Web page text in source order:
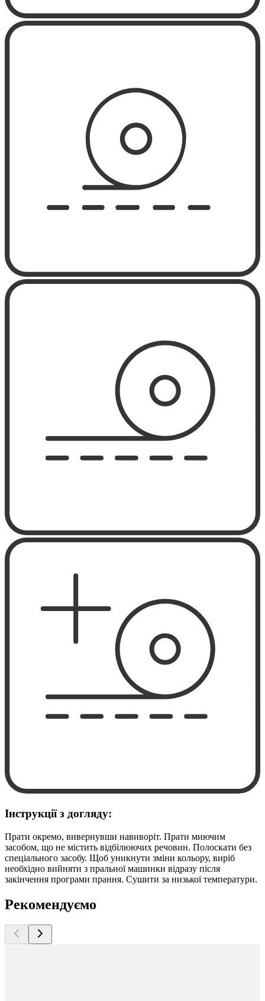
Інструкції з догляду:
Прати окремо, вивернувши навиворіт. Прати миючим
засобом, що не містить відбілюючих речовин. Полоскати без
спеціального засобу. Щоб уникнути зміни кольору, виріб
необхідно вийняти з пральної машинки відразу після
закінчення програми прання. Сушити за низької температури.
Рекомендуємо